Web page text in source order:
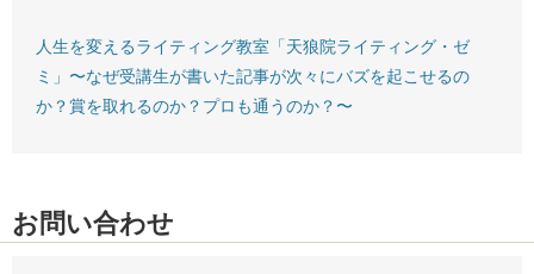
人生を変えるライティング教室「天狼院ライティング・ゼ
ミ」〜なぜ受講生が書いた記事が次々にバズを起こせるの
か？賞を取れるのか？プロも通うのか？〜
お問い合わせ